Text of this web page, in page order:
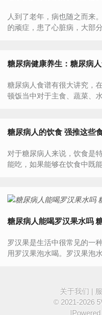
人到了老年，病也随之而来
的顽症，患了心脏病，大部
糖尿病健康养生：糖尿病
糖尿病人食谱有很大讲究，
顿饭当中对于主食、蔬菜、
糖尿病人的饮食 强推这些
对于糖尿病人来说，饮食是
能吃，如果能够在饮食中既
糖尿病人能喝罗汉果水吗
罗汉果是生活中很常见的一
用罗汉果泡水喝。罗汉果泡
关于我们 |
© 2021-2026
|Powered